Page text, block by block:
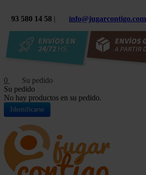
93 580 14 58 | info@jugarcontigo.com
0
Su pedido
No hay productos en su pedido.
Identificarse